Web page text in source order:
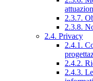
2.3.7.
2.3.8.
2.4. Privacy
2.4.1.
2.4.2.
2.4.3.